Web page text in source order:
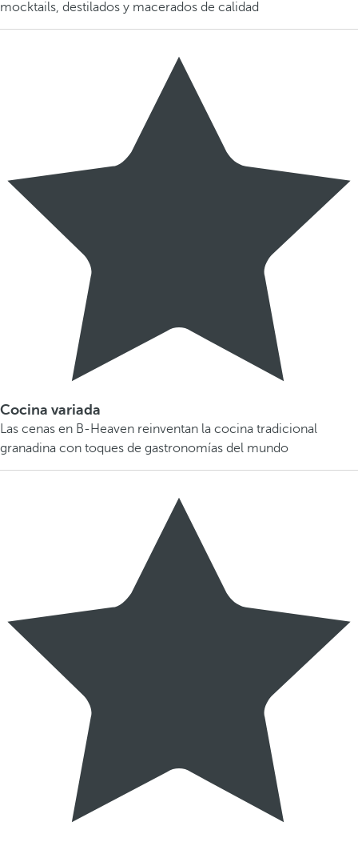
mocktails, destilados y macerados de calidad
Cocina variada
Las cenas en B-Heaven reinventan la cocina tradicional
granadina con toques de gastronomías del mundo